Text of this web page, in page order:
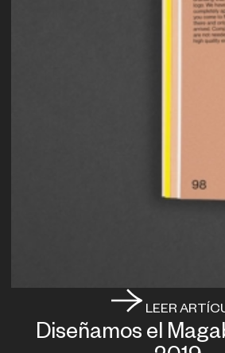
LEER
Diseñamos el